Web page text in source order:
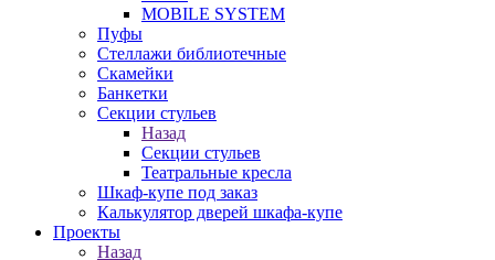
MOBILE SYSTEM
Пуфы
Стеллажи библиотечные
Скамейки
Банкетки
Секции стульев
Назад
Секции стульев
Театральные кресла
Шкаф-купе под заказ
Калькулятор дверей шкафа-купе
Проекты
Назад